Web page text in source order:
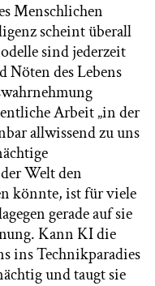
Menschlichen
scheint überall
sind jederzeit
Nöten des Lebens
Arbeit „in der
allwissend zu uns
Welt den
könnte, ist für viele
gerade auf sie
Kann KI die
ins Technikparadies
und taugt sie